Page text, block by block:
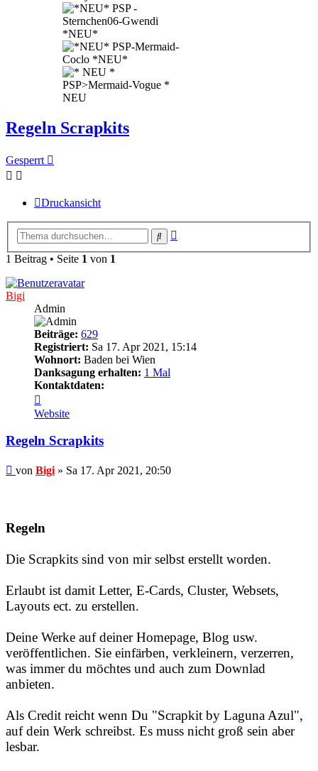
Regeln Scrapkits
Gesperrt
Druckansicht
Suche
1 Beitrag • Seite 1 von 1
Bigi
Admin
Beiträge: 629
Registriert: Sa 17. Apr 2021, 15:14
Wohnort: Baden bei Wien
Danksagung erhalten: 1 Mal
Kontaktdaten:
von
Bigi
Website
Regeln Scrapkits
Beitrag
von Bigi » Sa 17. Apr 2021, 20:50
Regeln
Die Scrapkits sind von mir selbst erstellt worden.
Erlaubt ist damit Letter, E-Cards, Cluster, Websets,
Layouts ect. zu erstellen.
Deine Werke auf deiner Homepage, Blog usw.
veröffentlichen. Sie einfärben, verkleinern, verzerren,
was immer du möchtes und auch zum Downlad
anbieten.
Als Credit reicht wenn Du "Scrapkit by Laguna Azul",
auf dein Werk schreibst. Es muss nicht groß sein aber
lesbar.